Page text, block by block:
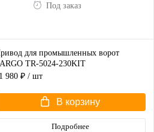
Под заказ
для промышленных ворот
TR-5024-230KIT
980 ₽ / шт
В корзину
Подробнее